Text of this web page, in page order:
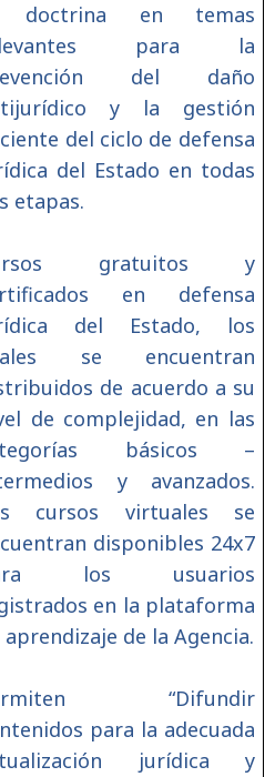
doctrina en temas
para la
del daño
y la gestión
del ciclo de defensa
del Estado en todas
etapas.
gratuitos y
en defensa
del Estado, los
se encuentran
de acuerdo a su
de complejidad, en las
básicos –
y avanzados.
cursos virtuales se
disponibles 24x7
los usuarios
en la plataforma
aprendizaje de la Agencia.
“Difundir
para la adecuada
jurídica y